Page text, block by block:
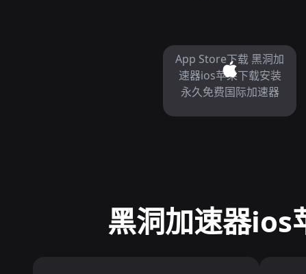
App Store下载 黑洞加
速器ios苹果下载安装
永久免费国际加速器
黑洞加速器ios